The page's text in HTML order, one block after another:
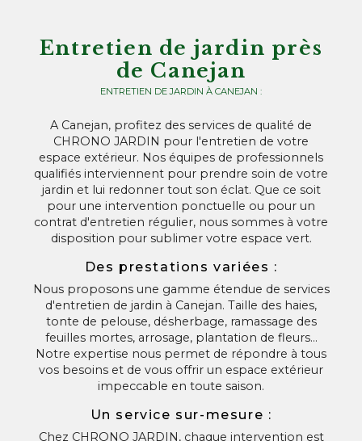
Entretien de jardin près
de Canejan
ENTRETIEN DE JARDIN À CANEJAN :
A Canejan, profitez des services de qualité de
CHRONO JARDIN pour l'entretien de votre
espace extérieur. Nos équipes de professionnels
qualifiés interviennent pour prendre soin de votre
jardin et lui redonner tout son éclat. Que ce soit
pour une intervention ponctuelle ou pour un
contrat d'entretien régulier, nous sommes à votre
disposition pour sublimer votre espace vert.
Des prestations variées :
Nous proposons une gamme étendue de services
d'entretien de jardin à Canejan. Taille des haies,
tonte de pelouse, désherbage, ramassage des
feuilles mortes, arrosage, plantation de fleurs…
Notre expertise nous permet de répondre à tous
vos besoins et de vous offrir un espace extérieur
impeccable en toute saison.
Un service sur-mesure :
Chez CHRONO JARDIN, chaque intervention est